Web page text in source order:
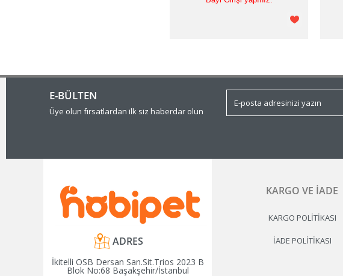
E-BÜLTEN
Üye olun fırsatlardan ilk siz haberdar olun
ADRES
İkitelli OSB Dersan San.Sit.Trios 2023 B
Blok No:68 Başakşehir/İstanbul
KARGO VE İADE
KARGO POLITIKASI
İADE POLITIKASI